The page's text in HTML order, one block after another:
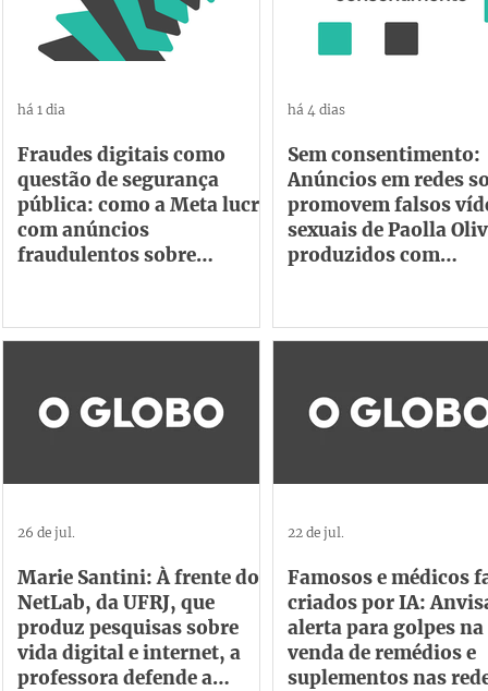
Fraudes digitais como
questão de segurança
pública: como a Meta lucra
com anúncios
fraudulentos sobre
há 1 dia
Sem consentimento:
Anúncios em redes
promovem falsos
sexuais de Paolla
produzidos com
há 4 dias
Marie Santini: À frente do
NetLab, da UFRJ, que
produz pesquisas sobre
vida digital e internet, a
professora defende a
26 de jul.
Famosos e médicos
criados por IA:
alerta para golpes na
venda de remédios e
suplementos nas
22 de jul.